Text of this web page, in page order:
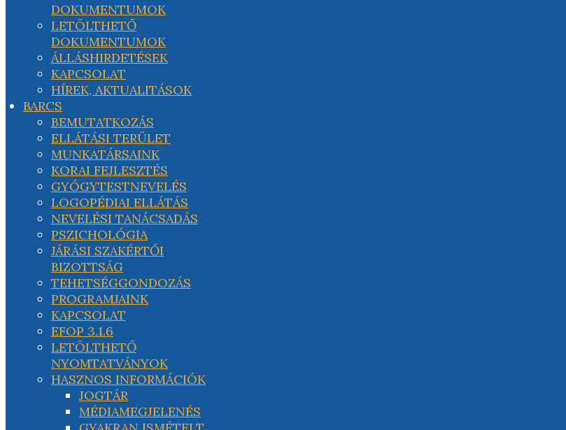
DOKUMENTUMOK
LETÖLTHETŐ
DOKUMENTUMOK
ÁLLÁSHIRDETÉSEK
KAPCSOLAT
HÍREK, AKTUALITÁSOK
BARCS
BEMUTATKOZÁS
ELLÁTÁSI TERÜLET
MUNKATÁRSAINK
KORAI FEJLESZTÉS
GYÓGYTESTNEVELÉS
LOGOPÉDIAI ELLÁTÁS
NEVELÉSI TANÁCSADÁS
PSZICHOLÓGIA
JÁRÁSI SZAKÉRTŐI
BIZOTTSÁG
TEHETSÉGGONDOZÁS
PROGRAMJAINK
KAPCSOLAT
EFOP 3.1.6
LETÖLTHETŐ
NYOMTATVÁNYOK
HASZNOS INFORMÁCIÓK
JOGTÁR
MÉDIAMEGJELENÉS